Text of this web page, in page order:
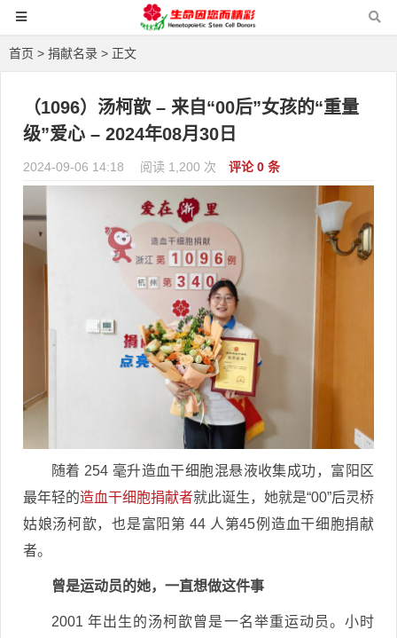
首页 > 捐献名录 > 正文
（1096）汤柯歆 – 来自“00后”女孩的“重量
级”爱心 – 2024年08月30日
2024-09-06 14:18 阅读 1,200 次 评论 0 条
随着 254 毫升造血干细胞混悬液收集成功，富阳区
最年轻的造血干细胞捐献者就此诞生，她就是“00”后灵桥
姑娘汤柯歆，也是富阳第 44 人第45例造血干细胞捐献
者。
曾是运动员的她，一直想做这件事
2001 年出生的汤柯歆曾是一名举重运动员。小时